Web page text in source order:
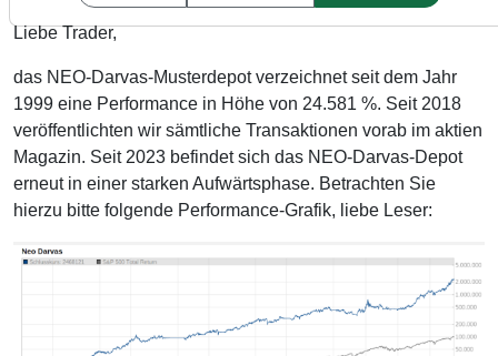
Liebe Trader,
das NEO-Darvas-Musterdepot verzeichnet seit dem Jahr
1999 eine Performance in Höhe von 24.581 %. Seit 2018
veröffentlichten wir sämtliche Transaktionen vorab im aktien
Magazin. Seit 2023 befindet sich das NEO-Darvas-Depot
erneut in einer starken Aufwärtsphase. Betrachten Sie
hierzu bitte folgende Performance-Grafik, liebe Leser: